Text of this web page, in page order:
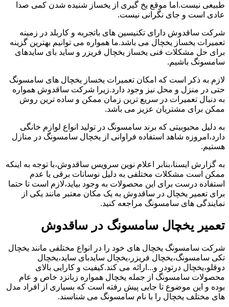
طبیعی نیست.اما موقع یخ گیری از یخساز شنیده شدن کمی صدا
عادی است و جای نگرانی نیست.
شرکت ساقدوش دارای تکنیسین های باتجربه و کاربلد در زمینه
تعمیرات یخساز یخچال می باشد.ما همواره می توانیم بهترین گزینه
برای حل مشکلات فنی یخساز یخچال فریزر و ساید بای سایدهای
سامسونگ باشیم.
لازم به ذکر است که امکان تعمیرات یخساز یخچال های سامسونگ
حتی در منزل و محل نیز وجود دارد.زیرا شرکت ساقدوش همواره
به دنبال تعمیرات در سریع ترین زمان ممکن و ساده ترین روش
ممکن برای مشتریان عزیز می باشد.
به دلیل محبوبیتی که برند سامسونگ در تولید انواع لوازم خانگی
دارد،امروزه شاهد استفاده فراوانی از یخچال سامسونگ در منازل
هستیم.
به گزارش ایسنا،بنابر اعلام نوین سرویس ساقدوش،با توجه به اینکه
ممکن است مشکلات مختلفی به دلیل نوسانات برقی یا عدم
استفاده درست برای این محصولات به وجود بیاید،لازم است تا حتما
برای تعمیر یخچال در ساقدوش به یک مکان معتبر مانند یکی از
نمایندگی های سامسونگ مراجعه کنید.
تعمیر یخچال سامسونگ در ساقدوش
شرکت سامسونگ یخچال های خود را در انواع مختلفی مانند یخچال
تکی سامسونگ،یخچال فریزر،یخچال سایدبای ساید،یخچال
دوقلو،یخچال درتودر و...ارائه می کند.کیفیت و کارایی بالای
محصولات سامسونگ از جمله یخچال همواره زبانزد خاص و عام
بوده و این موضوع تا جایی پیش رفته است که بسیاری از افراد مدل
های مختلف یخچال را با نام سامسونگ می شناسند.